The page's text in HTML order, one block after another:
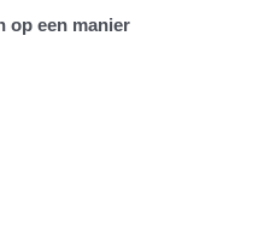
op een manier